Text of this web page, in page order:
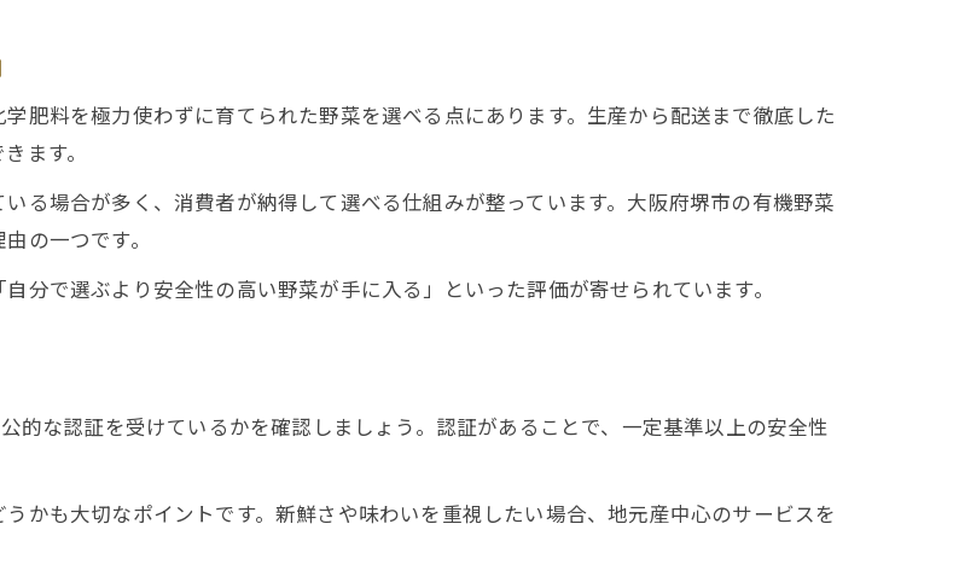
ーガニックライフを楽しむコツ
宅配がもたらす生活の変化
で広がる有機野菜生活の魅力
ビスが叶えるオーガニックな暮らし
菜を宅配で手に入れるポイント
・宅配サービスで安全な野菜を選ぶコツ
ばれる有機野菜宅配の理由
肥料を極力使わずに育てられた野菜を選べる点にあります。生産から配送まで徹底した
ます。
る場合が多く、消費者が納得して選べる仕組みが整っています。大阪府堺市の有機野菜
の一つです。
分で選ぶより安全性の高い野菜が手に入る」といった評価が寄せられています。
的な認証を受けているかを確認しましょう。認証があることで、一定基準以上の安全性
かも大切なポイントです。新鮮さや味わいを重視したい場合、地元産中心のサービスを